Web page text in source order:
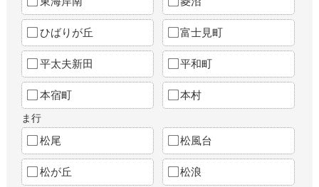
ひばりが丘 富士見町
平太夫新田 平和町
本宿町 本村
ま行
松尾 松風台
松が丘 松浪